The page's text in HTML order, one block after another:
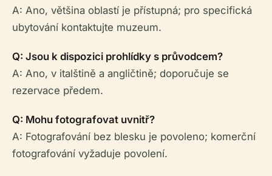
A: Ano, většina oblastí je přístupná; pro specifická
ubytování kontaktujte muzeum.
Q: Jsou k dispozici prohlídky s průvodcem?
A: Ano, v italštině a angličtině; doporučuje se
rezervace předem.
Q: Mohu fotografovat uvnitř?
A: Fotografování bez blesku je povoleno; komerční
fotografování vyžaduje povolení.